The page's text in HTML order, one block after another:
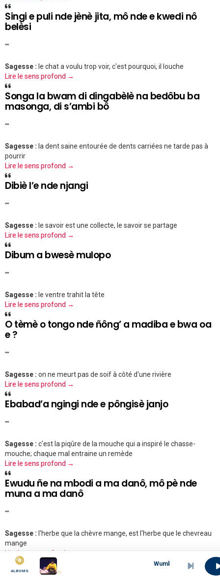
Singi e puli nde jènè jita, mô nde e kwedi nô
belèsi
""
Sagesse : le chat a voulu trop voir, c'est pourquoi, il louche
Lire le sens profond →
Songa la bwam di dingabèlè na bedôbu ba
masonga, di s’ambi bô
""
Sagesse : la dent saine entourée de dents carriées ne tarde pas à
pourrir
Lire le sens profond →
Dibiè l’e nde njangi
""
Sagesse : le savoir est une collecte, le savoir se partage
Lire le sens profond →
Dibum a bwesè mulopo
""
Sagesse : le ventre trahit la tête
Lire le sens profond →
O tèmè o tongo nde ñông’ a madiba e bwa oa
e ?
""
Sagesse : on ne meurt pas de soif à côté d'une rivière
Lire le sens profond →
Ebabad’a ngingi nde e pôngisè janjo
""
Sagesse : c'est la piqûre de la mouche qui a inspiré le chasse-
mouche; chaque mal entraine un remède
Lire le sens profond →
Ewudu ñe na mbodi a ma danô, mô pè nde
muna a ma danô
""
Sagesse : l'herbe que la chèvre mange, est l'herbe que le chevreau
mange
Lire le sens profond →
ALBUMS
Wumba NABAS&amp;#039;K